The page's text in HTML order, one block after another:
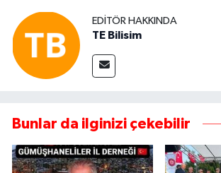
EDITÖR HAKKINDA
TE Bilisim
Bunlar da ilginizi çekebilir